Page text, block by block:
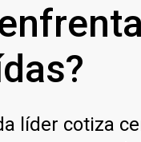
líder cotiza